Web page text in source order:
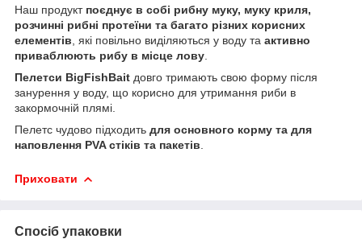
Наш продукт поєднує в собі рибну муку, муку криля,
розчинні рибні протеїни та багато різних корисних
елементів , які повільно виділяються у воду та активно
приваблюють рибу в місце лову
Пелетси BigFishBait довго тримають свою форму після
занурення у воду, що корисно для утримання риби в
закормочній плямі.
Пелетс чудово підходить для основного корму та для
наповлення PVA стіків та пакетів
Приховати
Спосіб упаковки